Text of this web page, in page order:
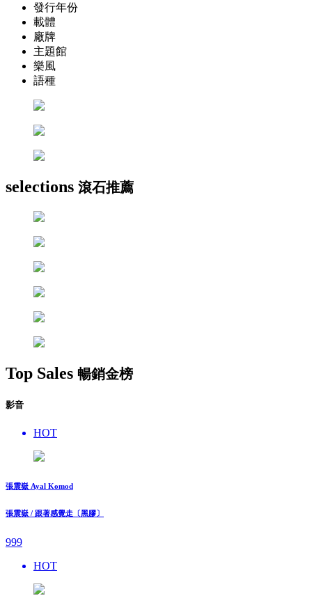
發行年份
載體
廠牌
主題館
樂風
語種
selections 滾石推薦
Top Sales 暢銷金榜
影音
HOT
張震嶽 Ayal Komod
張震嶽 / 跟著感覺走〔黑膠〕
999
HOT